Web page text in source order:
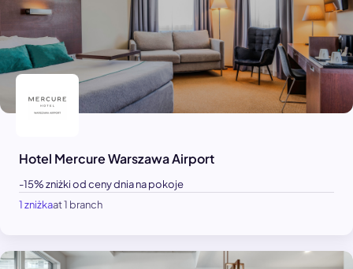
Hotel Mercure Warszawa Airport
-15% zniżki od ceny dnia na pokoje
1 zniżkaat 1 branch